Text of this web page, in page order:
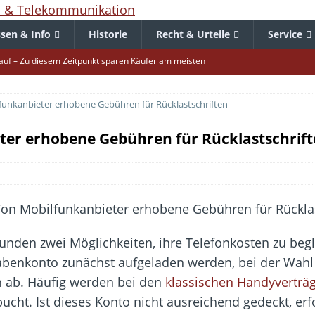
& Info Historie Recht & Urteile Service
– Zu diesem Zeitpunkt sparen Käufer am meisten
startet – Diese neuen Regeln gelten ab morgen
– Raffinierte, neue WhatsApp-Betrugsmasche
Fold 8 & Fold 8 Ultra – Das sind die neuen Modelle
die Handynummer unsichtbar – Die Benutzernamen kommen
aktive Phishing-Plattform „Kratos“ – Hunderttausende Opfer
Verbraucher gestärkt – Gerichtsurteil zu Apple
erhobene Gebühren für Rücklastschriften
erhobene Gebühren für
zwei Möglichkeiten, ihre Telefonkosten zu
zunächst aufgeladen werden, bei der
Häufig werden bei den klassischen
Ist dieses Konto nicht ausreichend gedeckt,